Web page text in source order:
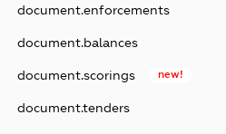
document.enforcements
document.balances
document.scorings new!
document.tenders